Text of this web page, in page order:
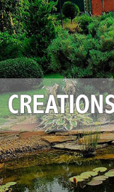
paysager
nous
du terrassement à
paysagères.
à tous les budgets et
de jardin et
le particulier que
secteur public.